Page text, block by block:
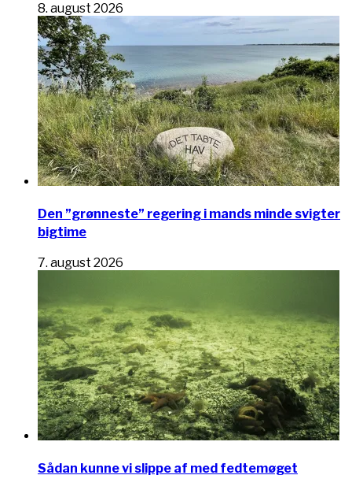
8. august 2026
Den ”grønneste” regering i mands minde svigter
bigtime
7. august 2026
Sådan kunne vi slippe af med fedtemøget